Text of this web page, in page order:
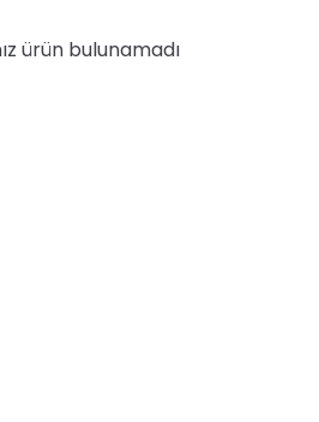
ürün bulunamadı